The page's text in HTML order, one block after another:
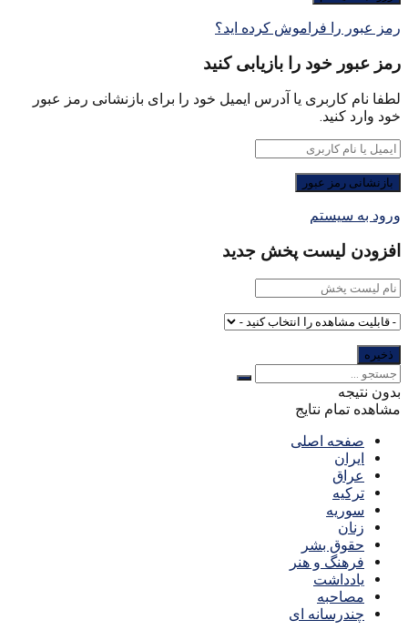
رمز عبور را فراموش کرده اید؟
رمز عبور خود را بازیابی کنید
لطفا نام کاربری یا آدرس ایمیل خود را برای بازنشانی رمز عبور
خود وارد کنید.
ورود به سیستم
افزودن لیست پخش جدید
بدون نتیجه
مشاهده تمام نتایج
صفحه اصلی
ایران
عراق
ترکیه
سوریه
زنان
حقوق بشر
فرهنگ و هنر
یادداشت
مصاحبه
چندرسانه ای